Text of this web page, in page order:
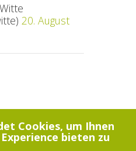
20. August
Cookies, um Ihnen
bieten zu